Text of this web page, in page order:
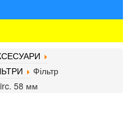
Фільтр
58 мм